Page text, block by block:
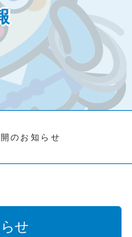
のお知らせ
せ